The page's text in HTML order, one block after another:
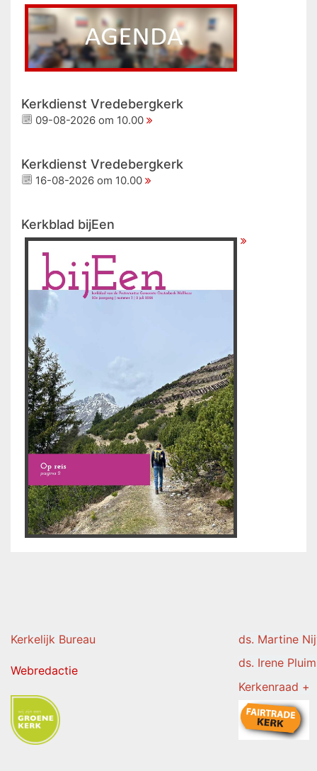
Kerkdienst Vredebergkerk
09-08-2026 om 10.00
Kerkdienst Vredebergkerk
16-08-2026 om 10.00
Kerkblad bijEen
Kerkelijk Bureau ds. Martine
Webredactie
ds. Irene Pluim
Kerkenraad +